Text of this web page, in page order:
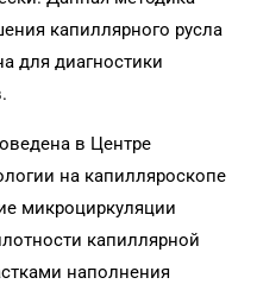
капиллярного русла
для диагностики
в Центре
на капилляроскопе
микроциркуляции
капиллярной
наполнения